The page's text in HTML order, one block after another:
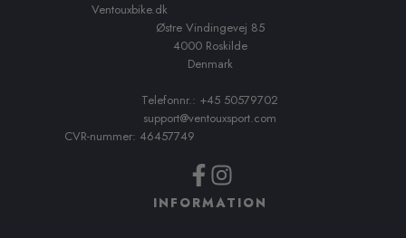
Ventouxbike.dk
Østre Vindingevej 85
4000 Roskilde
Denmark
Telefonnr.: +45 50579702
support@ventouxsport.com
CVR-nummer: 46457749
INFORMATION